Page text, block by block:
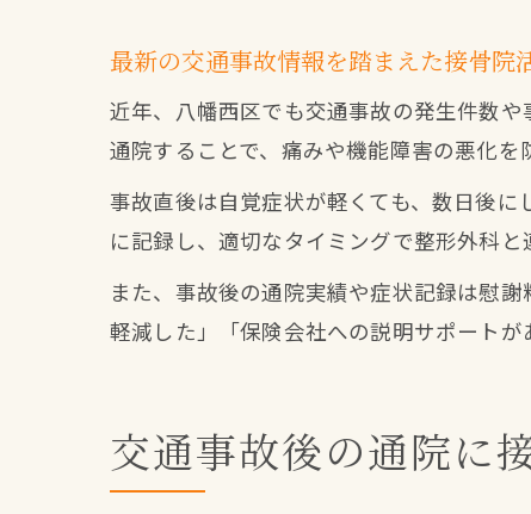
最新の交通事故情報を踏まえた接骨院
近年、八幡西区でも交通事故の発生件数
通院することで、痛みや機能障害の悪化を
事故直後は自覚症状が軽くても、数日後
に記録し、適切なタイミングで整形外科
また、事故後の通院実績や症状記録は慰
軽減した」「保険会社への説明サポートが
交通事故後の通院に